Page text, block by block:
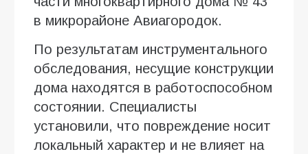
в микрорайоне Авиагородок.
По результатам инструментального
обследования, несущие конструкции
дома находятся в работоспособном
состоянии. Специалисты
установили, что повреждение носит
локальный характер и не влияет на